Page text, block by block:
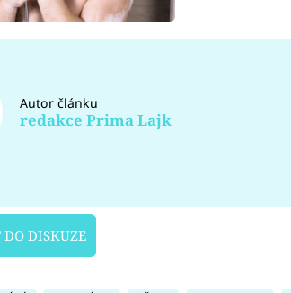
Autor článku
redakce Prima Lajk
DO DISKUZE